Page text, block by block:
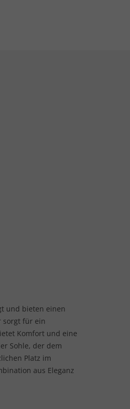
und bieten einen
sorgt für ein
Komfort und eine
Sohle, der dem
Platz im
aus Eleganz